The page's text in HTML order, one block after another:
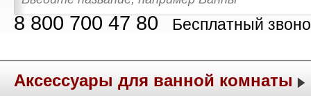
8 800 700 47 80 Бесплатный
Аксессуары для ванной комнаты